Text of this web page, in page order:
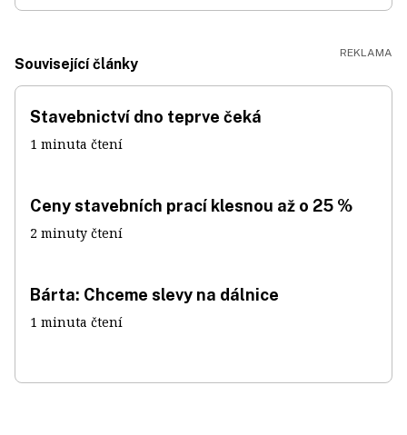
Související články
Stavebnictví dno teprve čeká
1 minuta čtení
Ceny stavebních prací klesnou až o 25 %
2 minuty čtení
Bárta: Chceme slevy na dálnice
1 minuta čtení